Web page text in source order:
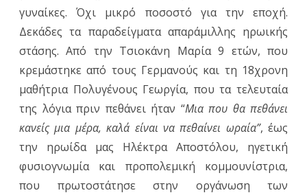
γυναίκες. Όχι μικρό ποσοστό για την εποχή.
Δεκάδες τα παραδείγματα απαράμιλλης ηρωικής
στάσης. Από την Τσιοκάνη Μαρία 9 ετών, που
κρεμάστηκε από τους Γερμανούς και τη 18χρονη
μαθήτρια Πολυγένους Γεωργία, που τα τελευταία
της λόγια πριν πεθάνει ήταν “Μια που θα πεθάνει
κανείς μια μέρα, καλά είναι να πεθαίνει ωραία”, έως
την ηρωίδα μας Ηλέκτρα Αποστόλου, ηγετική
φυσιογνωμία και προπολεμική κομμουνίστρια,
που πρωτοστάτησε στην οργάνωση των